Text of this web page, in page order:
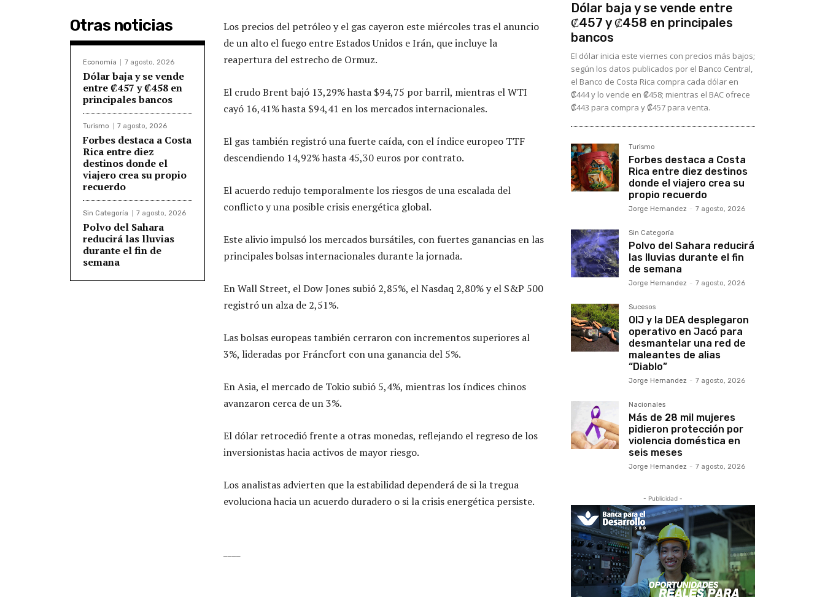
Otras noticias
Economía 7 agosto, 2026
Dólar baja y se vende
entre ₡457 y ₡458 en
principales bancos
Turismo 7 agosto, 2026
Forbes destaca a Costa
Rica entre diez
destinos donde el
viajero crea su propio
recuerdo
Sin Categoría 7 agosto, 2026
Polvo del Sahara
reducirá las lluvias
durante el fin de
semana
Los precios del petróleo y el gas cayeron este miércoles tras el anuncio
de un alto el fuego entre Estados Unidos e Irán, que incluye la
reapertura del estrecho de Ormuz.
El crudo Brent bajó 13,29% hasta $94,75 por barril, mientras el WTI
cayó 16,41% hasta $94,41 en los mercados internacionales.
El gas también registró una fuerte caída, con el índice europeo TTF
descendiendo 14,92% hasta 45,30 euros por contrato.
El acuerdo redujo temporalmente los riesgos de una escalada del
conflicto y una posible crisis energética global.
Este alivio impulsó los mercados bursátiles, con fuertes ganancias en las
principales bolsas internacionales durante la jornada.
En Wall Street, el Dow Jones subió 2,85%, el Nasdaq 2,80% y el S&P 500
registró un alza de 2,51%.
Las bolsas europeas también cerraron con incrementos superiores al
3%, lideradas por Fráncfort con una ganancia del 5%.
En Asia, el mercado de Tokio subió 5,4%, mientras los índices chinos
avanzaron cerca de un 3%.
El dólar retrocedió frente a otras monedas, reflejando el regreso de los
inversionistas hacia activos de mayor riesgo.
Los analistas advierten que la estabilidad dependerá de si la tregua
evoluciona hacia un acuerdo duradero o si la crisis energética persiste.
Dólar baja y se vende entre
₡457 y ₡458 en principales
bancos
El dólar inicia este viernes con precios más bajos;
según los datos publicados por el Banco Central,
el Banco de Costa Rica compra cada dólar en
₡444 y lo vende en ₡458; mientras el BAC ofrece
₡443 para compra y ₡457 para venta.
Turismo
Forbes destaca a Costa
Rica entre diez destinos
donde el viajero crea su
propio recuerdo
Jorge Hernandez - 7 agosto, 2026
Sin Categoría
Polvo del Sahara reducirá
las lluvias durante el fin
de semana
Jorge Hernandez - 7 agosto, 2026
Sucesos
OIJ y la DEA desplegaron
operativo en Jacó para
desmantelar una red de
maleantes de alias
“Diablo”
Jorge Hernandez - 7 agosto, 2026
Nacionales
Más de 28 mil mujeres
pidieron protección por
violencia doméstica en
seis meses
Jorge Hernandez - 7 agosto, 2026
- Publicidad -